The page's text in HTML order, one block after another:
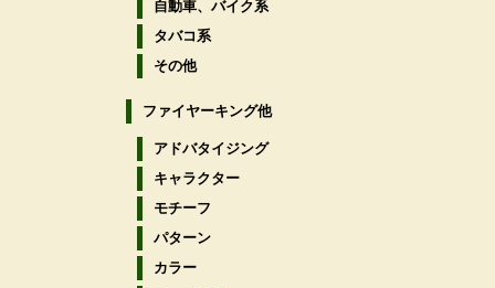
自動車、バイク系
タバコ系
その他
ファイヤーキング他
アドバタイジング
キャラクター
モチーフ
パターン
カラー